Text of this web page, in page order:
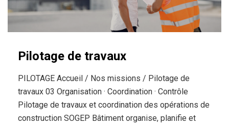
Pilotage de travaux
PILOTAGE Accueil / Nos missions / Pilotage de
travaux 03 Organisation · Coordination · Contrôle
Pilotage de travaux et coordination des opérations de
construction SOGEP Bâtiment organise, planifie et